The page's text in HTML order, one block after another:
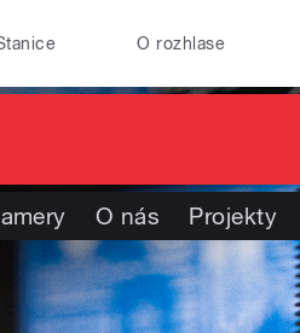
O rozhlase
O nás Projekty